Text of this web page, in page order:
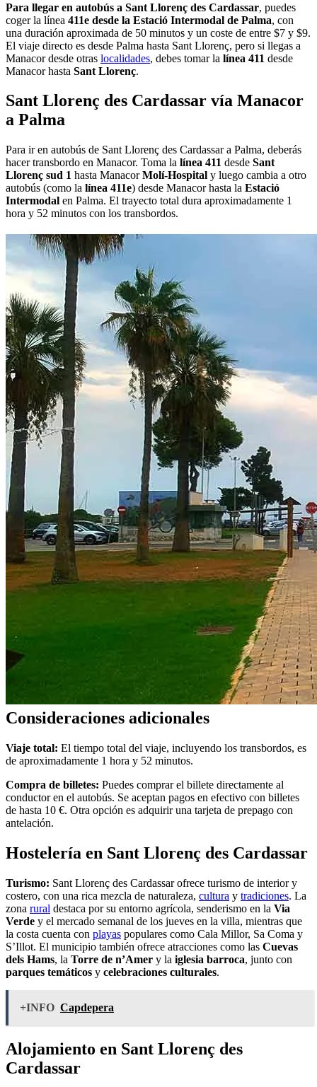
Para llegar en autobús a Sant Llorenç des Cardassar, puedes
coger la línea 411e desde la Estació Intermodal de Palma, con
una duración aproximada de 50 minutos y un coste de entre $7 y $9.
El viaje directo es desde Palma hasta Sant Llorenç, pero si llegas a
Manacor desde otras localidades, debes tomar la línea 411 desde
Manacor hasta Sant Llorenç.
Sant Llorenç des Cardassar vía Manacor
a Palma
Para ir en autobús de Sant Llorenç des Cardassar a Palma, deberás
hacer transbordo en Manacor. Toma la línea 411 desde Sant
Llorenç sud 1 hasta ManacorMolí-Hospital y luego cambia a otro
autobús (como la línea 411e) desde Manacor hasta la Estació
Intermodal en Palma. El trayecto total dura aproximadamente 1
hora y 52 minutos con los transbordos.
Consideraciones adicionales
Viaje total: El tiempo total del viaje, incluyendo los transbordos, es
de aproximadamente 1 hora y 52 minutos.
Compra de billetes: Puedes comprar el billete directamente al
conductor en el autobús. Se aceptan pagos en efectivo con billetes
de hasta 10 €. Otra opción es adquirir una tarjeta de prepago con
antelación.
Hostelería en Sant Llorenç des Cardassar
Turismo: Sant Llorenç des Cardassar ofrece turismo de interior y
costero, con una rica mezcla de naturaleza, cultura y tradiciones. La
zona rural destaca por su entorno agrícola, senderismo en la Via
Verde y el mercado semanal de los jueves en la villa, mientras que
la costa cuenta con playas populares como Cala Millor, Sa Coma y
S’Illot. El municipio también ofrece atracciones como las Cuevas
dels Hams, la Torre de n’Amer y la iglesia barroca, junto con
parques temáticos y celebraciones culturales.
+INFO Capdepera
Alojamiento en Sant Llorenç des
Cardassar